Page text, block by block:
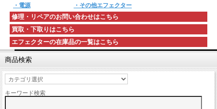
・電源
・その他エフェクター
修理・リペアのお問い合わせはこちら
買取・下取りはこちら
エフェクターの在庫品の一覧はこちら
商品検索
キーワード検索